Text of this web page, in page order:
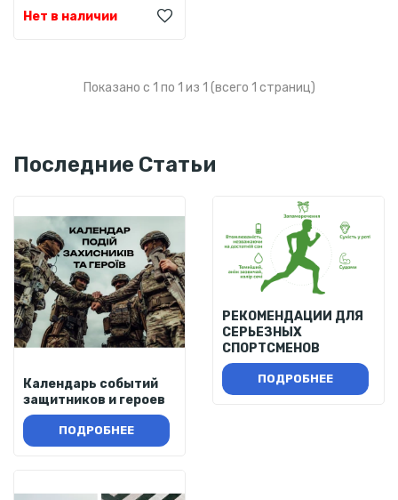
Нет в наличии
Показано с 1 по 1 из 1 (всего 1 страниц)
Последние Статьи
Календарь событий
защитников и героев
ПОДРОБНЕЕ
РЕКОМЕНДАЦИИ ДЛЯ
СЕРЬЕЗНЫХ
СПОРТСМЕНОВ
ПОДРОБНЕЕ